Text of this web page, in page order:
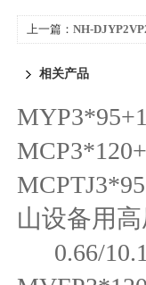
上一篇： NH-
相关产品
山设备用
0.66/